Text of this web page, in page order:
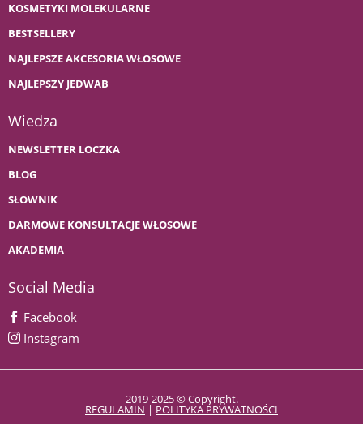
KOSMETYKI MOLEKULARNE
BESTSELLERY
NAJLEPSZE AKCESORIA WŁOSOWE
NAJLEPSZY JEDWAB
Wiedza
NEWSLETTER LOCZKA
BLOG
SŁOWNIK
DARMOWE KONSULTACJE WŁOSOWE
AKADEMIA
Social Media
Facebook
Instagram
2019-2025 © Copyright.
REGULAMIN | POLITYKA PRYWATNOŚCI